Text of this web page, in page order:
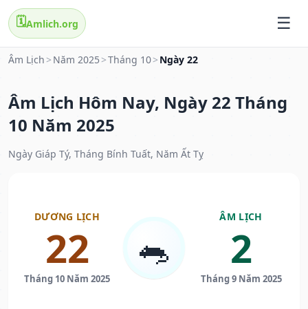
🗓️Amlich.org
Âm Lịch > Năm 2025 >Tháng 10> Ngày 22
Âm Lịch Hôm Nay, Ngày 22 Tháng
10 Năm 2025
Ngày Giáp Tý, Tháng Bính Tuất, Năm Ất Tỵ
DƯƠNG LỊCH
22
Tháng 10 Năm 2025
🐀
ÂM LỊCH
2
Tháng 9 Năm 2025